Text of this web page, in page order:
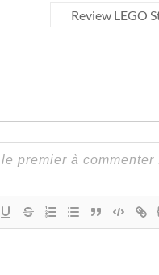
Review LEGO